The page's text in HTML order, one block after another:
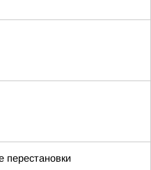
перестановки